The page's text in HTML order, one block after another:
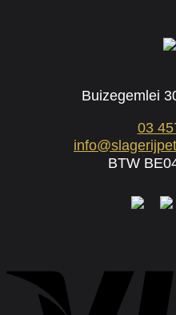
Buizegemlei
03
BTW